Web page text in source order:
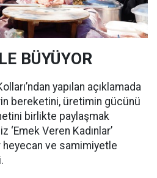
BÜYÜYOR
yapılan açıklamada
bereketini, üretimin gücünü
birlikte paylaşmak
‘Emek Veren Kadınlar’
heyecan ve samimiyetle